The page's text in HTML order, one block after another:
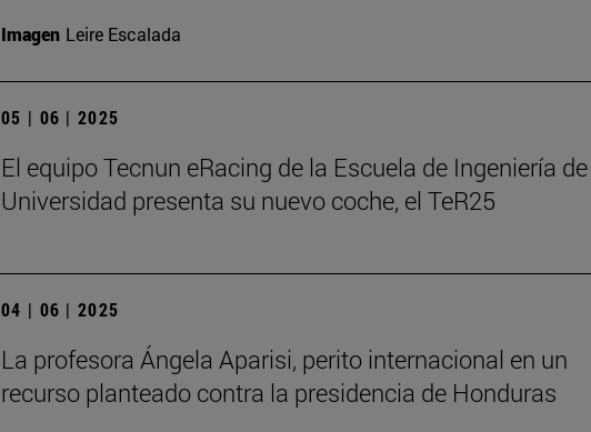
Imagen Leire Escalada
05 | 06 | 2025
El equipo Tecnun eRacing de la Escuela de Ingeniería
Universidad presenta su nuevo coche, el TeR25
04 | 06 | 2025
La profesora Ángela Aparisi, perito internacional en un
recurso planteado contra la presidencia de Honduras